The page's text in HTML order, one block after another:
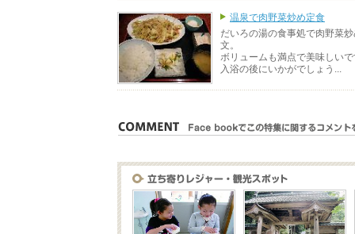
温泉で肉野菜炒め定食
だいろの湯の食事処で肉野菜
文。
ボリュームも満点で美味しい
入浴の後にいかがでしょう...